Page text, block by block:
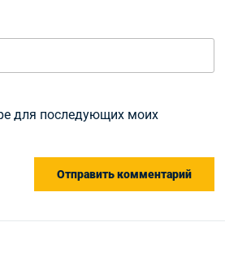
для последующих моих